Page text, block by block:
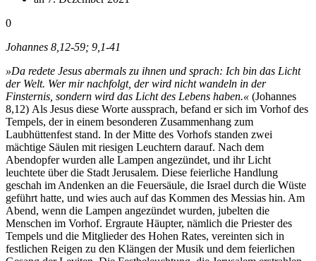
0
Johannes 8,12-59; 9,1-41
»Da redete Jesus abermals zu ihnen und sprach: Ich bin das Licht
der Welt. Wer mir nachfolgt, der wird nicht wandeln in der
Finsternis, sondern wird das Licht des Lebens haben.« (Johannes
8,12) Als Jesus diese Worte aussprach, befand er sich im Vorhof des
Tempels, der in einem besonderen Zusammenhang zum
Laubhüttenfest stand. In der Mitte des Vorhofs standen zwei
mächtige Säulen mit riesigen Leuchtern darauf. Nach dem
Abendopfer wurden alle Lampen angezündet, und ihr Licht
leuchtete über die Stadt Jerusalem. Diese feierliche Handlung
geschah im Andenken an die Feuersäule, die Israel durch die Wüste
geführt hatte, und wies auch auf das Kommen des Messias hin. Am
Abend, wenn die Lampen angezündet wurden, jubelten die
Menschen im Vorhof. Ergraute Häupter, nämlich die Priester des
Tempels und die Mitglieder des Hohen Rates, vereinten sich in
festlichen Reigen zu den Klängen der Musik und dem feierlichen